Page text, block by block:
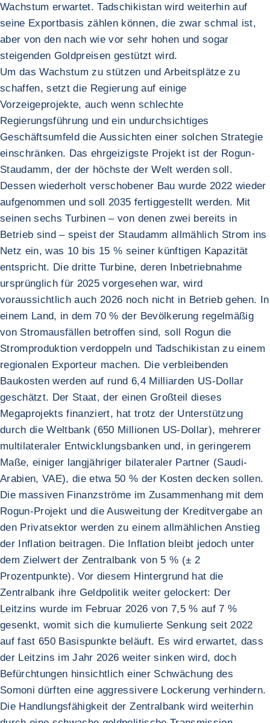
Wachstum erwartet. Tadschikistan wird weiterhin auf
seine Exportbasis zählen können, die zwar schmal ist,
aber von den nach wie vor sehr hohen und sogar
steigenden Goldpreisen gestützt wird.
Um das Wachstum zu stützen und Arbeitsplätze zu
schaffen, setzt die Regierung auf einige
Vorzeigeprojekte, auch wenn schlechte
Regierungsführung und ein undurchsichtiges
Geschäftsumfeld die Aussichten einer solchen Strategie
einschränken. Das ehrgeizigste Projekt ist der Rogun-
Staudamm, der der höchste der Welt werden soll.
Dessen wiederholt verschobener Bau wurde 2022 wieder
aufgenommen und soll 2035 fertiggestellt werden. Mit
seinen sechs Turbinen – von denen zwei bereits in
Betrieb sind – speist der Staudamm allmählich Strom ins
Netz ein, was 10 bis 15 % seiner künftigen Kapazität
entspricht. Die dritte Turbine, deren Inbetriebnahme
ursprünglich für 2025 vorgesehen war, wird
voraussichtlich auch 2026 noch nicht in Betrieb gehen. In
einem Land, in dem 70 % der Bevölkerung regelmäßig
von Stromausfällen betroffen sind, soll Rogun die
Stromproduktion verdoppeln und Tadschikistan zu einem
regionalen Exporteur machen. Die verbleibenden
Baukosten werden auf rund 6,4 Milliarden US-Dollar
geschätzt. Der Staat, der einen Großteil dieses
Megaprojekts finanziert, hat trotz der Unterstützung
durch die Weltbank (650 Millionen US-Dollar), mehrerer
multilateraler Entwicklungsbanken und, in geringerem
Maße, einiger langjähriger bilateraler Partner (Saudi-
Arabien, VAE), die etwa 50 % der Kosten decken sollen.
Die massiven Finanzströme im Zusammenhang mit dem
Rogun-Projekt und die Ausweitung der Kreditvergabe an
den Privatsektor werden zu einem allmählichen Anstieg
der Inflation beitragen. Die Inflation bleibt jedoch unter
dem Zielwert der Zentralbank von 5 % (± 2
Prozentpunkte). Vor diesem Hintergrund hat die
Zentralbank ihre Geldpolitik weiter gelockert: Der
Leitzins wurde im Februar 2026 von 7,5 % auf 7 %
gesenkt, womit sich die kumulierte Senkung seit 2022
auf fast 650 Basispunkte beläuft. Es wird erwartet, dass
der Leitzins im Jahr 2026 weiter sinken wird, doch
Befürchtungen hinsichtlich einer Schwächung des
Somoni dürften eine aggressivere Lockerung verhindern.
Die Handlungsfähigkeit der Zentralbank wird weiterhin